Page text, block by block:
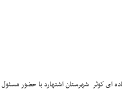
ای کوثر شهرستان اشتهارد با حضور